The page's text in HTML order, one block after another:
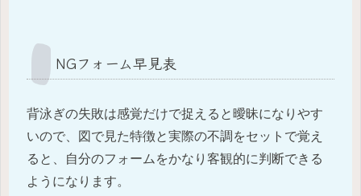
NGフォーム早見表
背泳ぎの失敗は感覚だけで捉えると曖昧になりやす
いので、図で見た特徴と実際の不調をセットで覚え
ると、自分のフォームをかなり客観的に判断できる
ようになります。